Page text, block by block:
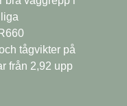
tågvikter på
från 2,92 upp